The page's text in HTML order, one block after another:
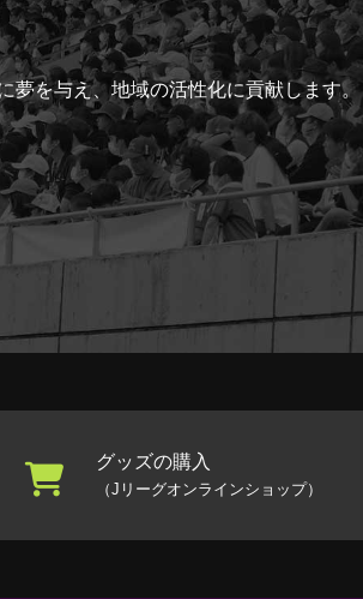
夢を与え、地域の活性化に貢献します。
グッズの購入
（Jリーグオンラインショップ）